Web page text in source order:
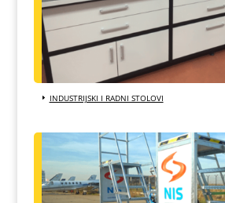
INDUSTRIJSKI I RADNI STOLOVI